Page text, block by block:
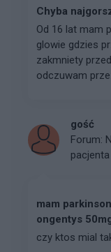
Chyba
Od 16 lat mam
glowie gdzies
zakmniety
odczuwam
gość
Forum:
pacjenta
mam
ongentys
czy ktos mial